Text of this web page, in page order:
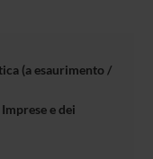
(a esaurimento /
e dei